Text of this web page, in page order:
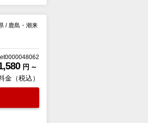
/ 鹿島・潮来
円 ～
金（税込）